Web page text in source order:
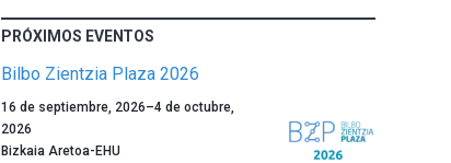
PRÓXIMOS EVENTOS
Bilbo Zientzia Plaza 2026
Un
año
más,
16 de septiembre, 2026–4 de octubre,
2026
Bizkaia Aretoa-EHU